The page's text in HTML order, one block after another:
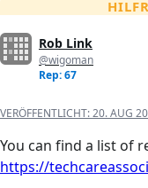
Rob Link
@wigoman
Rep: 67
VERÖFFENTLICHT:20. AUG
You can find a list of
https://